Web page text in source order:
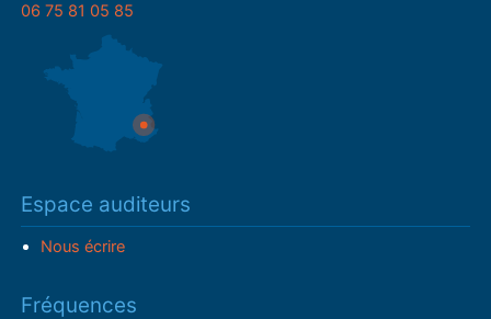
06 75 81 05 85
Espace auditeurs
Nous écrire
Fréquences